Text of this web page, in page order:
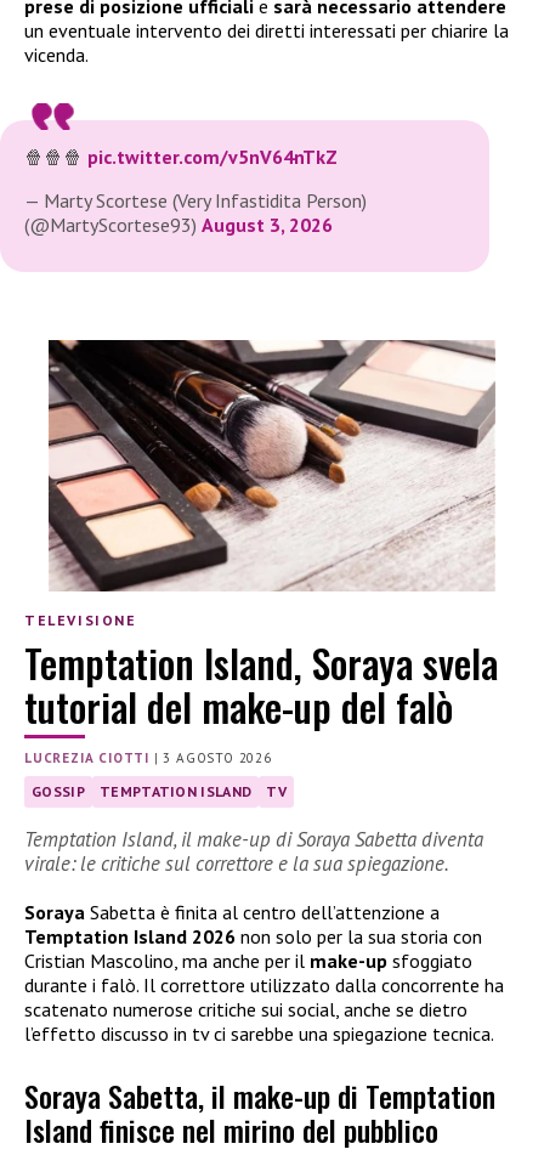
prese di posizione ufficiali e sarà necessario attendere
un eventuale intervento dei diretti interessati per chiarire la
vicenda.
🍿🍿🍿 pic.twitter.com/v5nV64nTkZ
— Marty Scortese (Very Infastidita Person)
(@MartyScortese93) August 3, 2026
TELEVISIONE
Temptation Island, Soraya svela
tutorial del make-up del falò
LUCREZIA CIOTTI |3 AGOSTO 2026
GOSSIP TEMPTATION ISLAND TV
Temptation Island, il make-up di Soraya Sabetta diventa
virale: le critiche sul correttore e la sua spiegazione.
Soraya Sabetta è finita al centro dell’attenzione a
Temptation Island 2026 non solo per la sua storia con
Cristian Mascolino, ma anche per il make-up sfoggiato
durante i falò. Il correttore utilizzato dalla concorrente ha
scatenato numerose critiche sui social, anche se dietro
l’effetto discusso in tv ci sarebbe una spiegazione tecnica.
Soraya Sabetta, il make-up di Temptation
Island finisce nel mirino del pubblico